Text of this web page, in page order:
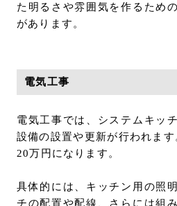
た明るさや雰囲気を作るため
があります。
電気工事
電気工事では、システムキッ
設備の設置や更新が行われま
20万円になります。
具体的には、キッチン用の照
チの配置や配線、さらには組